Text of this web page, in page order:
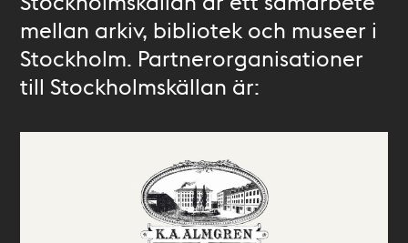
mellan arkiv, bibliotek och museer i
Stockholm. Partnerorganisationer
till Stockholmskällan är: